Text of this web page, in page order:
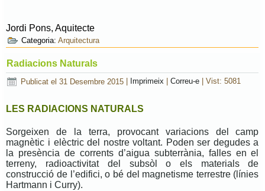
Jordi Pons, Aquitecte
Categoria:Arquitectura
Radiacions Naturals
Publicat el 31 Desembre 2015 Imprimeix |Correu-e |Vist: 5081
LES RADIACIONS NATURALS
Sorgeixen de la terra, provocant variacions del camp
magnètic i elèctric del nostre voltant. Poden ser degudes a
la presència de corrents d’aigua subterrània, falles en el
terreny, radioactivitat del subsòl o els materials de
construcció de l’edifici, o bé del magnetisme terrestre (línies
Hartmann i Curry).